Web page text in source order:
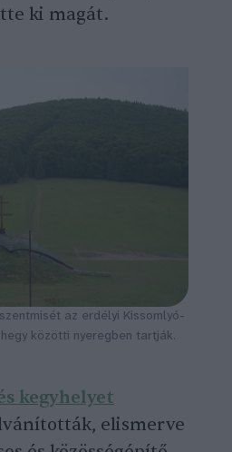
ki magát.
az erdélyi Kissomlyó-
közötti nyeregben tartják.
kegyhelyet
elismerve